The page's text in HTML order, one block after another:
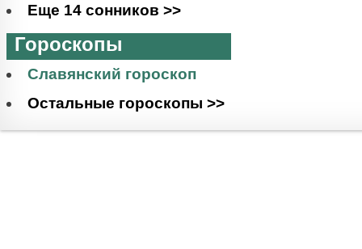
Еще 14 сонников >>
Гороскопы
Славянский гороскоп
Остальные гороскопы >>